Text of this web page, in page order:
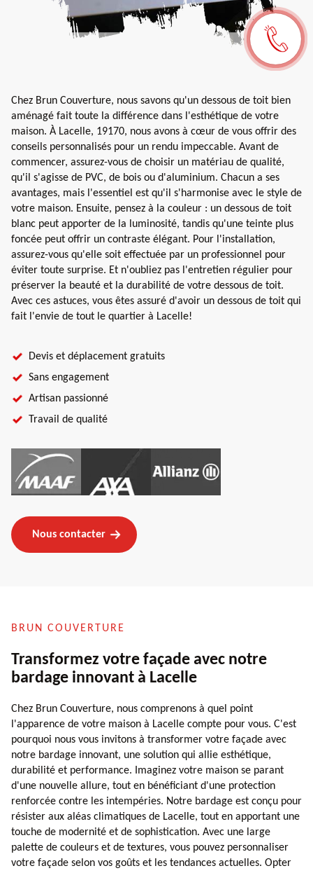
Chez Brun Couverture, nous savons qu'un dessous de toit bien
aménagé fait toute la différence dans l'esthétique de votre
maison. À Lacelle, 19170, nous avons à cœur de vous offrir des
conseils personnalisés pour un rendu impeccable. Avant de
commencer, assurez-vous de choisir un matériau de qualité,
qu'il s'agisse de PVC, de bois ou d'aluminium. Chacun a ses
avantages, mais l'essentiel est qu'il s'harmonise avec le style de
votre maison. Ensuite, pensez à la couleur : un dessous de toit
blanc peut apporter de la luminosité, tandis qu'une teinte plus
foncée peut offrir un contraste élégant. Pour l'installation,
assurez-vous qu'elle soit effectuée par un professionnel pour
éviter toute surprise. Et n'oubliez pas l'entretien régulier pour
préserver la beauté et la durabilité de votre dessous de toit.
Avec ces astuces, vous êtes assuré d'avoir un dessous de toit qui
fait l'envie de tout le quartier à Lacelle!
Devis et déplacement gratuits
Sans engagement
Artisan passionné
Travail de qualité
Nous contacter
BRUN COUVERTURE
Transformez votre façade avec notre
bardage innovant à Lacelle
Chez Brun Couverture, nous comprenons à quel point
l'apparence de votre maison à Lacelle compte pour vous. C'est
pourquoi nous vous invitons à transformer votre façade avec
notre bardage innovant, une solution qui allie esthétique,
durabilité et performance. Imaginez votre maison se parant
d'une nouvelle allure, tout en bénéficiant d'une protection
renforcée contre les intempéries. Notre bardage est conçu pour
résister aux aléas climatiques de Lacelle, tout en apportant une
touche de modernité et de sophistication. Avec une large
palette de couleurs et de textures, vous pouvez personnaliser
votre façade selon vos goûts et les tendances actuelles. Opter